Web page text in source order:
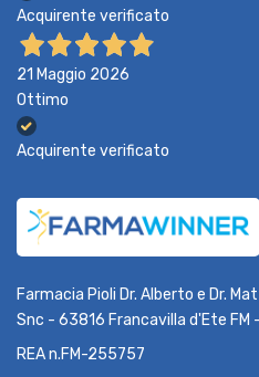
Acquirente verificato
21 Maggio 2026
Ottimo
Acquirente verificato
Farmacia Pioli Dr. Alberto e Dr.
Snc - 63816 Francavilla d'Ete
REA n.FM-255757